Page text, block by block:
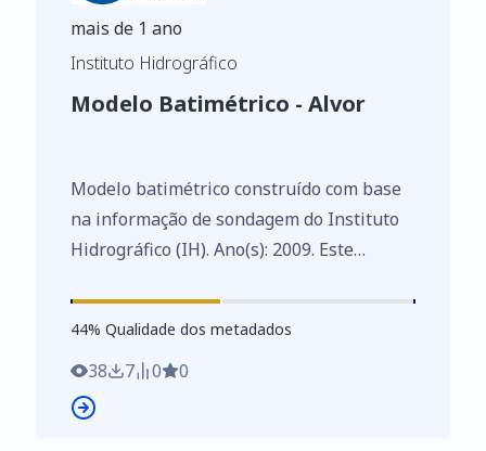
mais de 1 ano
Instituto Hidrográfico
Modelo Batimétrico - Alvor
Modelo batimétrico construído com base
na informação de sondagem do Instituto
Hidrográfico (IH). Ano(s): 2009. Este
de Dados de Elevado Valor/HVD
identificados de acordo com o
Regulamento de Execução n.º 2023/138 da
Diretiva (UE) 2019/1024, relativa aos
44%
44% Qualidade dos metadados
38 7 0 0